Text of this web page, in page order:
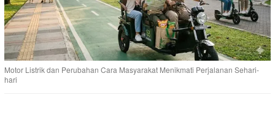
Motor Listrik dan Perubahan Cara Masyarakat Menikmati Perjalanan Sehari-
hari